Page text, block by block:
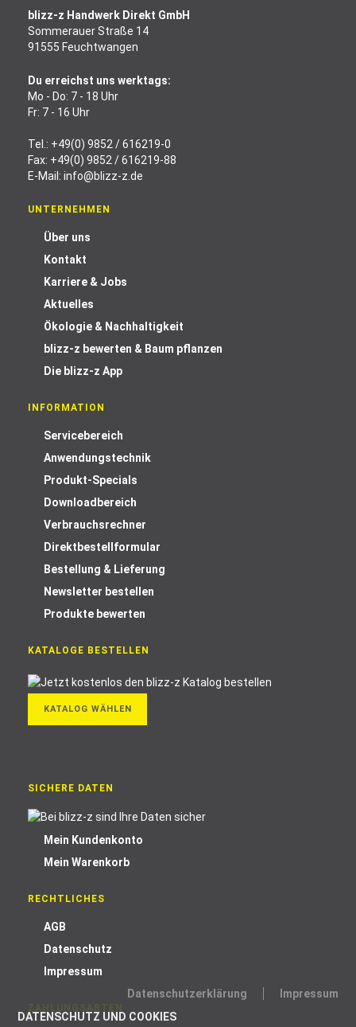
Datenschutzerklärung
Impressum
DATENSCHUTZ UND COOKIES
blizz-z Handwerk Direkt GmbH
Sommerauer Straße 14
91555 Feuchtwangen
Du erreichst uns werktags:
Mo - Do: 7 - 18 Uhr
Fr: 7 - 16 Uhr
Tel.: +49(0) 9852 / 616219-0
Fax: +49(0) 9852 / 616219-88
E-Mail: info@blizz-z.de
UNTERNEHMEN
Über uns
Kontakt
Karriere & Jobs
Aktuelles
Ökologie & Nachhaltigkeit
blizz-z bewerten & Baum pflanzen
Die blizz-z App
INFORMATION
Servicebereich
Anwendungstechnik
Produkt-Specials
Downloadbereich
Verbrauchsrechner
Direktbestellformular
Bestellung & Lieferung
Newsletter bestellen
Produkte bewerten
KATALOGE BESTELLEN
KATALOG WÄHLEN
SICHERE DATEN
Mein Kundenkonto
Mein Warenkorb
RECHTLICHES
AGB
Datenschutz
Impressum